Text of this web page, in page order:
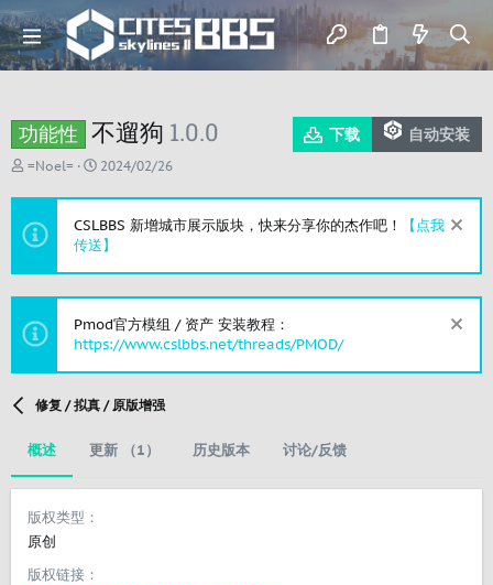
功能性 不遛狗 1.0.0 下载 自动安装
作
=Noel=
创
日
期
2024/02/26
CSLBBS 新增城市展示版块，快来分享你的杰作吧！
【点我
传送】
Pmod官方模组 / 资产 安装教程：
https://www.cslbbs.net/threads/PMOD/
修复 / 拟真 / 原版增强
概述 更新 （1） 历史版本 讨论/反馈
版权类型
原创
版权链接